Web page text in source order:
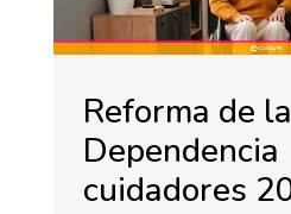
Reforma de
Dependencia
cuidadores